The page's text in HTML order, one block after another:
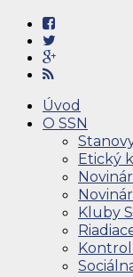
Úvod
O SSN
Etický
Kluby